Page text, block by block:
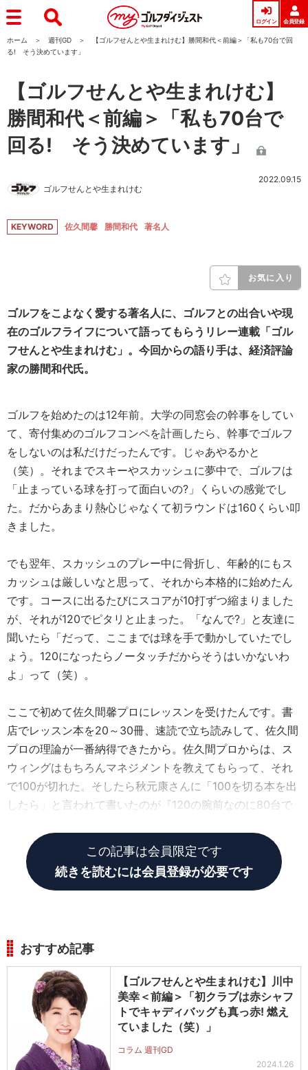
ログイン 会員登録
ホーム 週刊GD
【ゴルフせんとや生まれけむ】勝間和代＜前編＞「私も70台で回
る! そう決めています」
【ゴルフせんとや生まれけむ】
勝間和代＜前編＞「私も70台で
回る! そう決めています」
ゴルフせんとや生まれけむ
2022.09.15
KEYWORD 佐久間馨 勝間和代 著名人
お気に入り
ゴルフをこよなく愛する著名人に、ゴルフとの出合いや現
在のゴルフライフについて語ってもらうリレー連載「ゴル
フせんとや生まれけむ」。今回からの語り手は、経済評論
家の勝間和代氏。
ゴルフを始めたのは12年前。大学の同窓会の幹事をしてい
て、寄付集めのゴルフコンペを計画したら、幹事でゴルフ
をしないのは私だけだったんです。じゃあやるかと
（笑）。それまでスキーやスカッシュに夢中で、ゴルフは
「止まっている球を打って面白いの?」くらいの感覚でし
た。だからあまり熱心じゃなくて初ラウンドは160くらい叩
きました。
でも翌年、スカッシュのプレー中に骨折し、年齢的にもス
カッシュは厳しいなと思って、それから本格的に始めたん
です。コースに出るたびにスコアが10打ずつ縮まりました
が、それが120でピタリと止まった。「なんで?」と友達に
聞いたら「だって、ここまでは球を手で動かしていたでし
ょう。120になったらノータッチだからそうはいかないわ
よ」って（笑）。
ここで初めて佐久間馨プロにレッスンを受けたんです。書
店でレッスン本を20～30冊、速読で立ち読みして、佐久間
プロの理論が一番納得できたから。佐久間プロからは、ス
ウィングはもちろんマネジメントを教えてもらって、それ
で100が切れた。そしたら秋元康さんに「100を切る本を出
したら」と言われて書いたのが『120の腕前なのに80台で
この記事は会員限定です
続きを読むには会員登録が必要です
おすすめ記事
【ゴルフせんとや生まれけむ】川中
美幸＜前編＞「初クラブは赤シャフ
トでキャディバッグも真っ赤! 燃え
ていました（笑）」
コラム 週刊GD
2024.1.26